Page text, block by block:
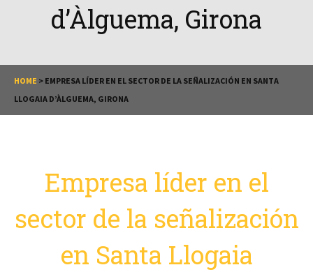
d’Àlguema, Girona
HOME > EMPRESA LÍDER EN EL SECTOR DE LA SEÑALIZACIÓN EN SANTA
LLOGAIA D’ÀLGUEMA, GIRONA
Empresa líder en el
sector de la señalización
en Santa Llogaia